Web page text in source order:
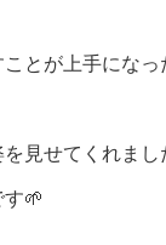
とが上手にな
見せてくれま
🌱